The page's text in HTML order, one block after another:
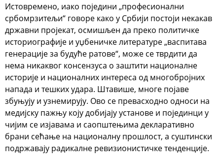
Истовремено, иако поједини „професионални
србомрзитељи“ говоре како у Србији постоји некакав
државни пројекат, осмишљен да преко политичке
историографије и уџбеничке литературе „васпитава
генерације за будуће ратове“, може се тврдити да
нема никаквог консензуса о заштити националне
историје и националних интереса од многобројних
напада и тешких удара. Штавише, многе појаве
збуњују и узнемирују. Ово се превасходно односи на
медијску пажњу коју добијају установе и појединци у
чијим се изјавама и саопштењима декларативно
брани сећање на националну прошлост, а суштински
подржавају радикалне ревизионистичке тенденције.